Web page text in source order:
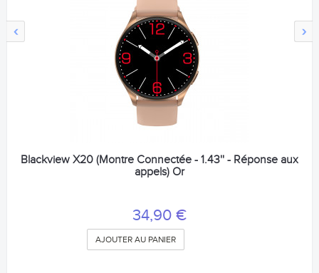
‹ ›
Blackview X20 (Montre Connectée - 1.43'' - Réponse aux
appels) Or
34,90 €
AJOUTER AU PANIER